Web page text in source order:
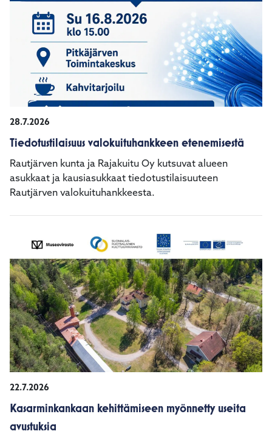
28.7.2026
Tiedotustilaisuus valokuituhankkeen etenemisestä
Rautjärven kunta ja Rajakuitu Oy kutsuvat alueen
asukkaat ja kausiasukkaat tiedotustilaisuuteen
Rautjärven valokuituhankkeesta.
22.7.2026
Kasarminkankaan kehittämiseen myönnetty useita
avustuksia